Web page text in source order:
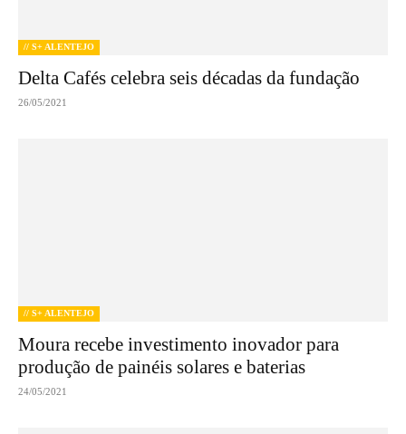
// S+ ALENTEJO
Delta Cafés celebra seis décadas da fundação
26/05/2021
// S+ ALENTEJO
Moura recebe investimento inovador para
produção de painéis solares e baterias
24/05/2021